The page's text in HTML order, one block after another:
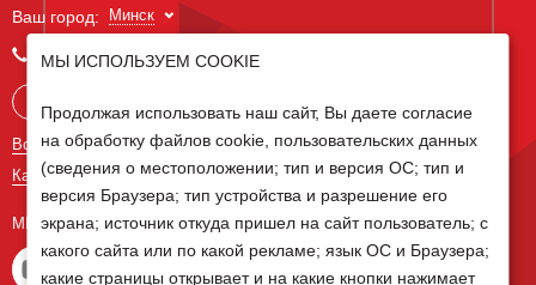
Ваш город: Минск
+375 29 238 97 34
Все контакты
Карта сайта
МЫ В СОЦ СЕТЯХ
МЫ ИСПОЛЬЗУЕМ COOKIE
Продолжая использовать наш сайт, Вы даете согласие
на обработку файлов cookie, пользовательских данных
(сведения о местоположении; тип и версия ОС; тип и
версия Браузера; тип устройства и разрешение его
экрана; источник откуда пришел на сайт пользователь; с
какого сайта или по какой рекламе; язык ОС и Браузера;
какие страницы открывает и на какие кнопки нажимает